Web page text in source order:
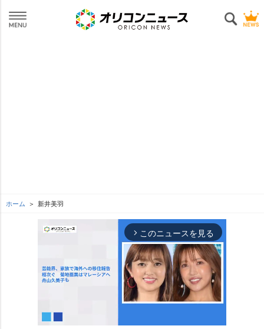
ホーム 新井美羽
arrow_forward_ios このニュースを見る